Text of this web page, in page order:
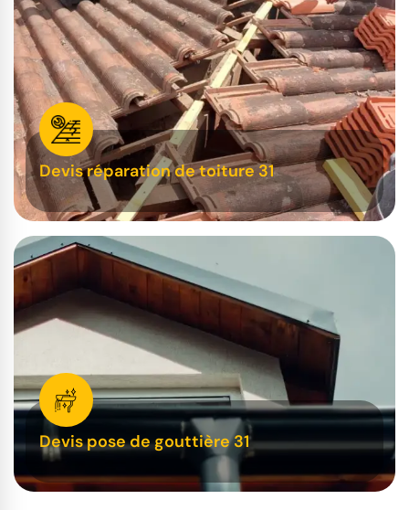
Devis réparation de toiture 31
Devis pose de gouttière 31